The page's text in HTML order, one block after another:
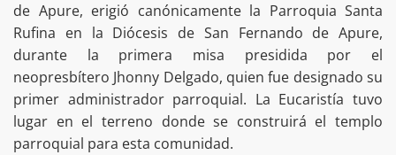
de Apure, erigió canónicamente la Parroquia Santa
Rufina en la Diócesis de San Fernando de Apure,
durante la primera misa presidida por el
neopresbítero Jhonny Delgado, quien fue designado su
primer administrador parroquial. La Eucaristía tuvo
lugar en el terreno donde se construirá el templo
parroquial para esta comunidad.